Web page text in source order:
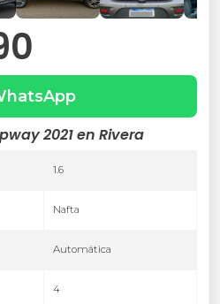
2021 en Rivera
1.6
Nafta
Automática
4